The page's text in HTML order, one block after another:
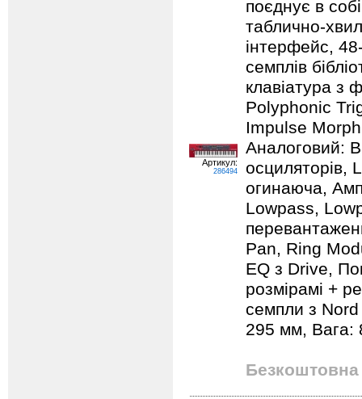
Артикул:
286494
поєднує в
таблично-
інтерфейс,
семплів
клавіатура з
Polyphonic
Impulse
Аналоговий:
осциляторів,
огинаюча,
Lowpass,
Pan, Ring
EQ з Drive,
розмірамі +
семпли з
295 мм, Вага:
Безкоштовна